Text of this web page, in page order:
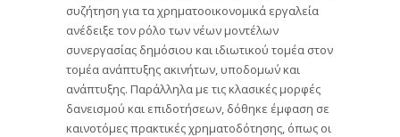
συζήτηση για τα χρηματοοικονομικά εργαλεία
ανέδειξε τον ρόλο των νέων μοντέλων
συνεργασίας δημόσιου και ιδιωτικού τομέα στον
τομέα ανάπτυξης ακινήτων, υποδομω΄ν και
ανάπτυξης. Παράλληλα με τις κλασικές μορφές
δανεισμού και επιδοτήσεων, δόθηκε έμφαση σε
καινοτόμες πρακτικές χρηματοδότησης, όπως οι